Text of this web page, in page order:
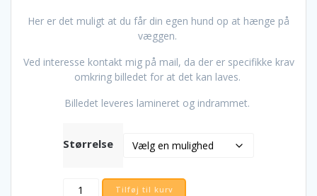
til
kr.
Her er det muligt at du får din egen hund op at hænge på
væggen.
Ved interesse kontakt mig på mail, da der er specifikke krav
omkring billedet for at det kan laves.
Billedet leveres lamineret og indrammet.
Størrelse
"Jeg
Tilføj til kurv